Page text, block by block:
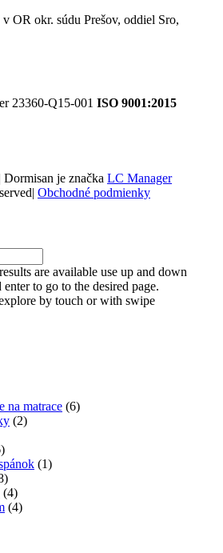
OR okr. súdu Prešov, oddiel Sro,
23360-Q15-001 ISO 9001:2015
Dormisan je značka LC Manager
Obchodné podmienky
are available use up and down
to go to the desired page.
by touch or with swipe
na matrace (6)
(2)
(1)
(4)
(4)